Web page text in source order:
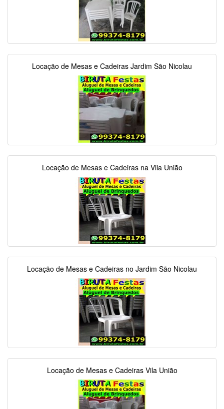
Locação de Mesas e Cadeiras Jardim São Nicolau
Locação de Mesas e Cadeiras na Vila União
Locação de Mesas e Cadeiras no Jardim São Nicolau
Locação de Mesas e Cadeiras Vila União